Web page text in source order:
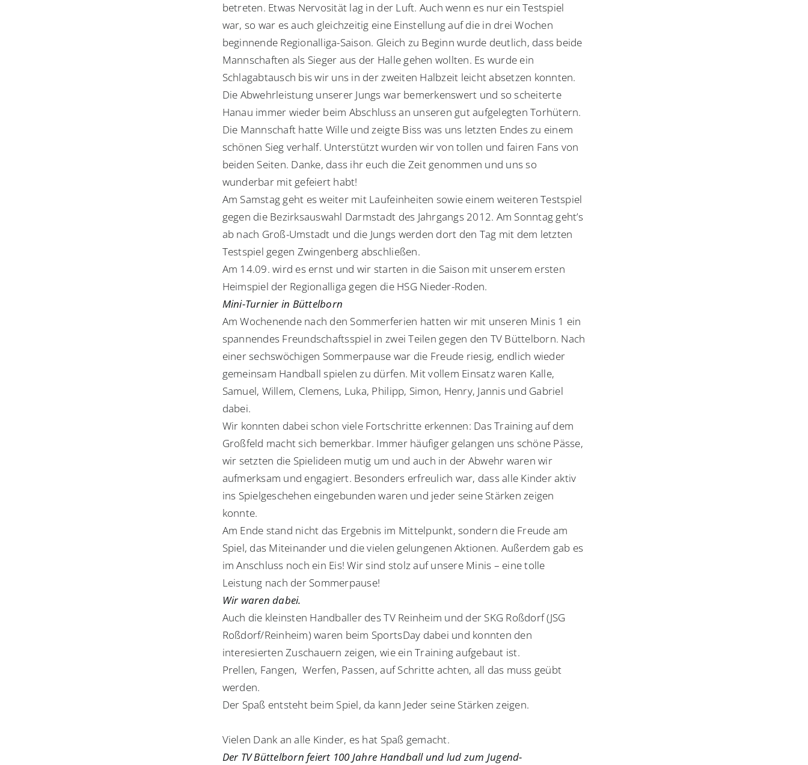
betreten. Etwas Nervosität lag in der Luft. Auch wenn es nur ein Testspiel
war, so war es auch gleichzeitig eine Einstellung auf die in drei Wochen
beginnende Regionalliga-Saison. Gleich zu Beginn wurde deutlich, dass beide
Mannschaften als Sieger aus der Halle gehen wollten. Es wurde ein
Schlagabtausch bis wir uns in der zweiten Halbzeit leicht absetzen konnten.
Die Abwehrleistung unserer Jungs war bemerkenswert und so scheiterte
Hanau immer wieder beim Abschluss an unseren gut aufgelegten Torhütern.
Die Mannschaft hatte Wille und zeigte Biss was uns letzten Endes zu einem
schönen Sieg verhalf. Unterstützt wurden wir von tollen und fairen Fans von
beiden Seiten. Danke, dass ihr euch die Zeit genommen und uns so
wunderbar mit gefeiert habt!
Am Samstag geht es weiter mit Laufeinheiten sowie einem weiteren Testspiel
gegen die Bezirksauswahl Darmstadt des Jahrgangs 2012. Am Sonntag geht’s
ab nach Groß-Umstadt und die Jungs werden dort den Tag mit dem letzten
Testspiel gegen Zwingenberg abschließen.
Am 14.09. wird es ernst und wir starten in die Saison mit unserem ersten
Heimspiel der Regionalliga gegen die HSG Nieder-Roden.
Mini-Turnier in Büttelborn
Am Wochenende nach den Sommerferien hatten wir mit unseren Minis 1 ein
spannendes Freundschaftsspiel in zwei Teilen gegen den TV Büttelborn. Nach
einer sechswöchigen Sommerpause war die Freude riesig, endlich wieder
gemeinsam Handball spielen zu dürfen. Mit vollem Einsatz waren Kalle,
Samuel, Willem, Clemens, Luka, Philipp, Simon, Henry, Jannis und Gabriel
dabei.
Wir konnten dabei schon viele Fortschritte erkennen: Das Training auf dem
Großfeld macht sich bemerkbar. Immer häufiger gelangen uns schöne Pässe,
wir setzten die Spielideen mutig um und auch in der Abwehr waren wir
aufmerksam und engagiert. Besonders erfreulich war, dass alle Kinder aktiv
ins Spielgeschehen eingebunden waren und jeder seine Stärken zeigen
konnte.
Am Ende stand nicht das Ergebnis im Mittelpunkt, sondern die Freude am
Spiel, das Miteinander und die vielen gelungenen Aktionen. Außerdem gab es
im Anschluss noch ein Eis! Wir sind stolz auf unsere Minis – eine tolle
Leistung nach der Sommerpause!
Wir waren dabei.
Auch die kleinsten Handballer des TV Reinheim und der SKG Roßdorf (JSG
Roßdorf/Reinheim) waren beim SportsDay dabei und konnten den
interesierten Zuschauern zeigen, wie ein Training aufgebaut ist.
Prellen, Fangen, Werfen, Passen, auf Schritte achten, all das muss geübt
werden.
Der Spaß entsteht beim Spiel, da kann Jeder seine Stärken zeigen.
Vielen Dank an alle Kinder, es hat Spaß gemacht.
Der TV Büttelborn feiert 100 Jahre Handball und lud zum Jugend-